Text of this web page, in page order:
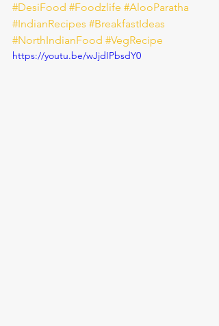
#DesiFood #Foodzlife #AlooParatha
#IndianRecipes #BreakfastIdeas
#NorthIndianFood #VegRecipe
https://youtu.be/wJjdIPbsdY0